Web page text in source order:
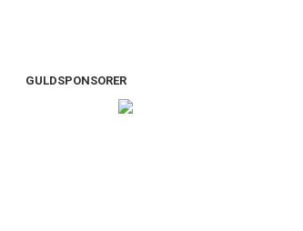
GULDSPONSORER